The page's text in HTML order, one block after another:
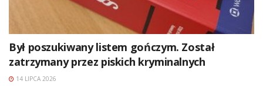
Był poszukiwany listem gończym. Został
zatrzymany przez piskich kryminalnych
14 LIPCA 2026